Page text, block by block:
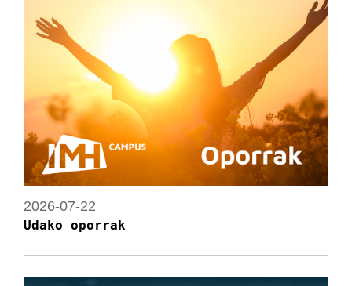
2026-07-22
Udako oporrak